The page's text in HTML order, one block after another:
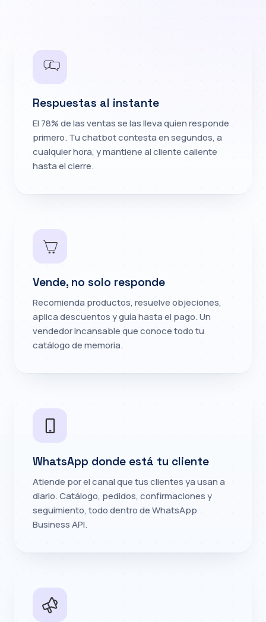
Respuestas al instante
El 78% de las ventas se las lleva quien responde
primero. Tu chatbot contesta en segundos, a
cualquier hora, y mantiene al cliente caliente
hasta el cierre.
Vende, no solo responde
Recomienda productos, resuelve objeciones,
aplica descuentos y guía hasta el pago. Un
vendedor incansable que conoce todo tu
catálogo de memoria.
WhatsApp donde está tu cliente
Atiende por el canal que tus clientes ya usan a
diario. Catálogo, pedidos, confirmaciones y
seguimiento, todo dentro de WhatsApp
Business API.